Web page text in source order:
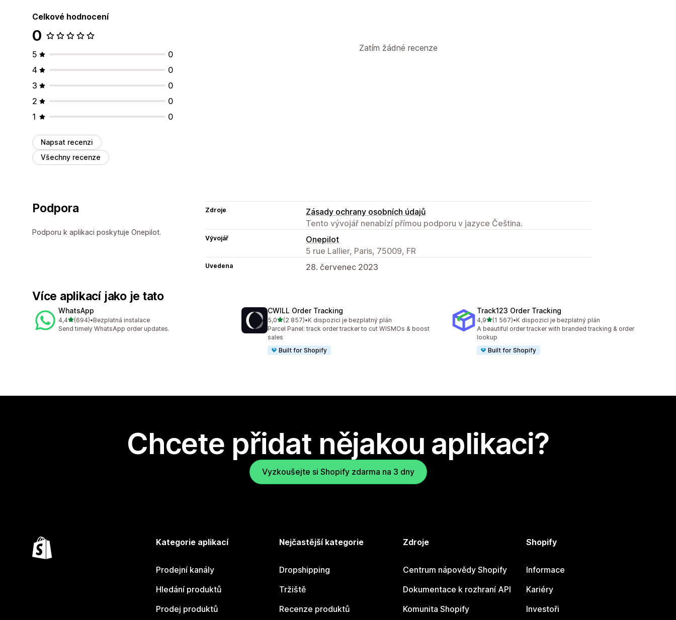
Celkové hodnocení
0
5
0
4
0
3
0
2
0
1
0
Napsat recenzi
Všechny recenze
Zatím žádné recenze
Podpora
Podporu k aplikaci poskytuje Onepilot.
Zdroje
Zásady ochrany osobních údajů
Tento vývojář nenabízí přímou podporu v jazyce Čeština.
Vývojář
Onepilot
5 rue Lallier, Paris, 75009, FR
Uvedena 28. červenec 2023
Více aplikací jako je tato
WhatsApp
4,4z 5 hvězd
(694)
Celkový počet recenzí: 694
•Bezplatná instalace
Send timely WhatsApp order updates.
CWILL Order Tracking
5,0z 5 hvězd
(2 857)
Celkový počet recenzí: 2857
•K dispozici je bezplatný plán
Parcel Panel: track order tracker to cut WISMOs & boost
sales
Built for Shopify
Track123 Order Tracking
4,9z 5 hvězd
(1 567)
Celkový počet recenzí: 1567
•K dispozici je bezplatný plán
A beautiful order tracker with branded tracking & order
lookup
Built for Shopify
Chcete přidat nějakou aplikaci?
Vyzkoušejte si Shopify zdarma na 3 dny
Kategorie aplikací
Prodejní kanály
Hledání produktů
Prodej produktů
Nejčastější kategorie
Dropshipping
Tržiště
Recenze produktů
Zdroje
Centrum nápovědy Shopify
Dokumentace k rozhraní API
Komunita Shopify
Shopify
Informace
Kariéry
Investoři